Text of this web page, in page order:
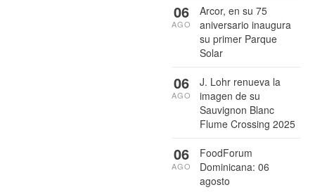
Arcor, en su 75
aniversario inaugura
su primer Parque
Solar
06
AGO
J. Lohr renueva la
imagen de su
Sauvignon Blanc
Flume Crossing 2025
06
AGO
FoodForum
Dominicana: 06
agosto
06
AGO